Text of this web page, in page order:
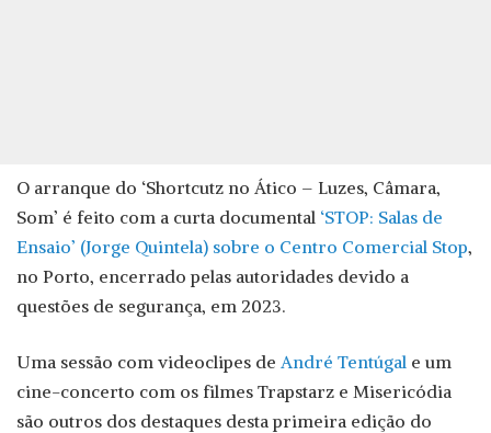
O arranque do ‘Shortcutz no Ático – Luzes, Câmara,
Som’ é feito com a curta documental ‘STOP: Salas de
Ensaio’ (Jorge Quintela) sobre o Centro Comercial Stop,
no Porto, encerrado pelas autoridades devido a
questões de segurança, em 2023.
Uma sessão com videoclipes de André Tentúgal e um
cine-concerto com os filmes Trapstarz e Misericódia
são outros dos destaques desta primeira edição do